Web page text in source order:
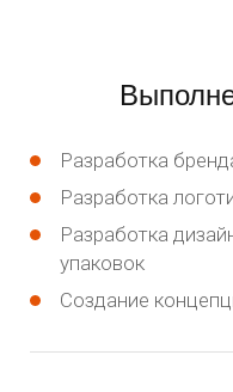
Разработка
Разработка
Разработка
упаковок
Создание